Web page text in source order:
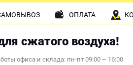
сжатого воздуха!
офиса и склада: пн-пт 09:00 – 16:00
ОПЛАТА